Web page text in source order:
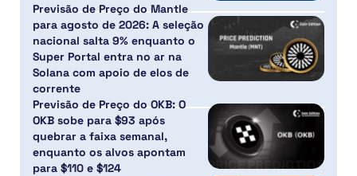
Previsão de Preço do Mantle
para agosto de 2026: A seleção
nacional salta 9% enquanto o
Super Portal entra no ar na
Solana com apoio de elos de
corrente
Previsão de Preço do OKB: O
OKB sobe para $93 após
quebrar a faixa semanal,
enquanto os alvos apontam
para $110 e $124